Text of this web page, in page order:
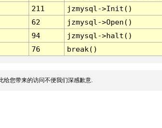
211
jzmysql->Init()
62
jzmysql->Open()
94
jzmysql->halt()
76 break()
您带来的访问不便我们深感歉意.